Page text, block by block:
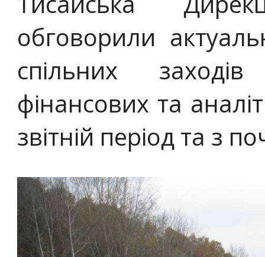
обговорили
спільних
фінансових та
звітній період та з